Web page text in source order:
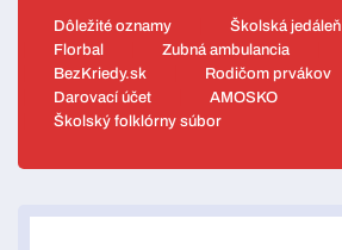
Dôležité oznamy Školská jedáleň
Florbal
Zubná ambulancia
BezKriedy.sk
Rodičom prvákov
Darovací účet
AMOSKO
Školský folklórny súbor